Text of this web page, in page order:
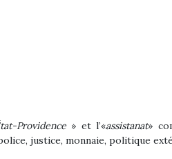
Providence » et l’«assistanat»
justice, monnaie, politique